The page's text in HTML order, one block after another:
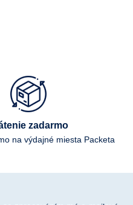
zadarmo
na výdajné miesta Packeta